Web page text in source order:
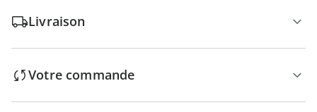
Livraison
Votre commande